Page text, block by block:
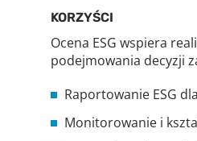
KORZYŚCI
Ocena ESG wspiera
podejmowania decyzji
Raportowanie ESG
Monitorowanie i